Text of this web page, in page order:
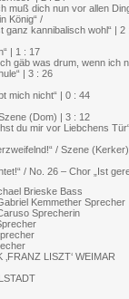
muß dich nun vor allen
König“ /
ganz kannibalisch wohl“ | 2
| 1 : 17
gäb was drum, wenn ich
| 3 : 26
mich nicht“ | 0 : 44
(Dom) | 3 : 12
du mir vor Liebchens
/ Szene
/ No. 26 – Chor „Ist
Brieske Bass
Kemmether Sprecher
Sprecherin
LISZT‘ WEIMAR